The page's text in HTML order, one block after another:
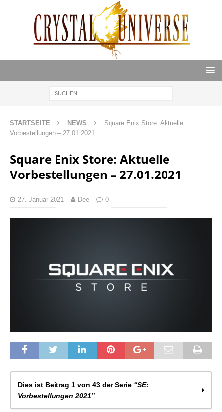
STARTSEITE NEWS
Square Enix Store: Aktuelle
Vorbestellungen – 27.01.2021
Square Enix Store: Aktuelle
Vorbestellungen – 27.01.2021
27. Januar 2021 Dee 0
Dies ist Beitrag 1 von 43 der Serie “SE:
Vorbestellungen 2021”